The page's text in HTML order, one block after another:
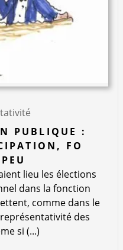
PUBLIQUE :
FO
lieu les élections
dans la fonction
comme dans le
des
si (...)